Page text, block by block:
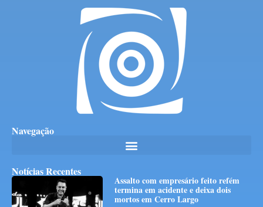
Navegação
Notícias Recentes
Assalto com empresário feito refém
termina em acidente e deixa dois
mortos em Cerro Largo